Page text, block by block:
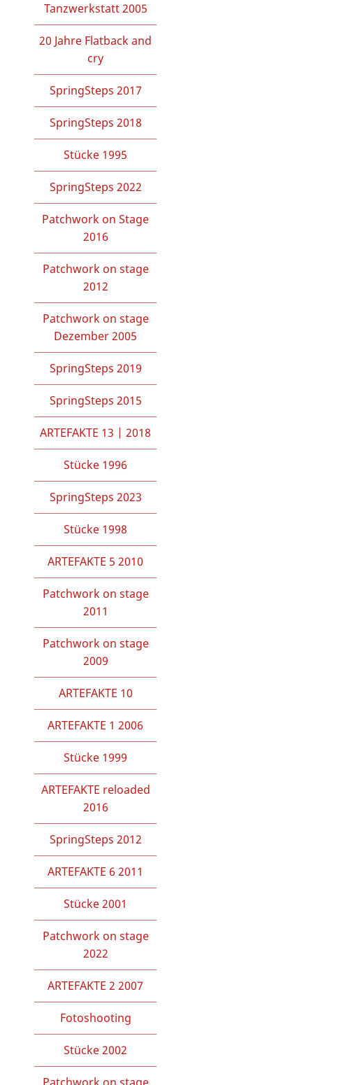
Tanzwerkstatt 2005
20 Jahre Flatback and
cry
SpringSteps 2017
SpringSteps 2018
Stücke 1995
SpringSteps 2022
Patchwork on Stage
2016
Patchwork on stage
2012
Patchwork on stage
Dezember 2005
SpringSteps 2019
SpringSteps 2015
ARTEFAKTE 13 | 2018
Stücke 1996
SpringSteps 2023
Stücke 1998
ARTEFAKTE 5 2010
Patchwork on stage
2011
Patchwork on stage
2009
ARTEFAKTE 10
ARTEFAKTE 1 2006
Stücke 1999
ARTEFAKTE reloaded
2016
SpringSteps 2012
ARTEFAKTE 6 2011
Stücke 2001
Patchwork on stage
2022
ARTEFAKTE 2 2007
Fotoshooting
Stücke 2002